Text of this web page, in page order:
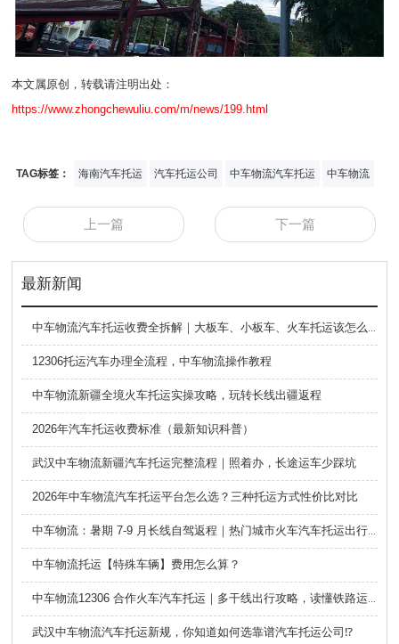
本文属原创，转载请注明出处：
https://www.zhongchewuliu.com/m/news/199.html
TAG标签： 海南汽车托运 汽车托运公司 中车物流汽车托运 中车物流
上一篇 下一篇
最新新闻
中车物流汽车托运收费全拆解｜大板车、小板车、火车托运该怎么选
12306托运汽车办理全流程，中车物流操作教程
中车物流新疆全境火车托运实操攻略，玩转长线出疆返程
2026年汽车托运收费标准（最新知识科普）
武汉中车物流新疆汽车托运完整流程｜照着办，长途运车少踩坑
2026年中车物流汽车托运平台怎么选？三种托运方式性价比对比
中车物流：暑期 7-9 月长线自驾返程｜热门城市火车汽车托运出行全攻略
中车物流托运【特殊车辆】费用怎么算？
中车物流12306 合作火车汽车托运｜多干线出行攻略，读懂铁路运车的优势与避坑要点
武汉中车物流汽车托运新规，你知道如何选靠谱汽车托运公司⁉️